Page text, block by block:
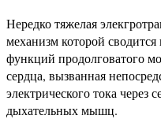
Нередко тяжелая
механизм которой
функций продолговатого
сердца, вызванная
электрического тока через
дыхательных мышц.